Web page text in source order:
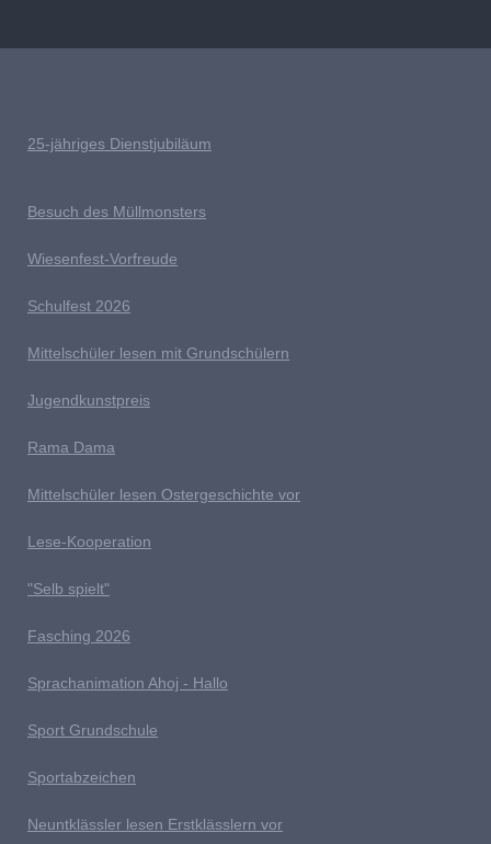
25-jähriges Dienstjubiläum
Besuch des Müllmonsters
Wiesenfest-Vorfreude
Schulfest 2026
Mittelschüler lesen mit Grundschülern
Jugendkunstpreis
Rama Dama
Mittelschüler lesen Ostergeschichte vor
Lese-Kooperation
"Selb spielt"
Fasching 2026
Sprachanimation Ahoj - Hallo
Sport Grundschule
Sportabzeichen
Neuntklässler lesen Erstklässlern vor